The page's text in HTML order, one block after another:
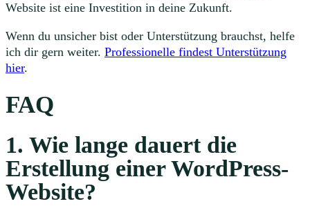
Website ist eine Investition in deine Zukunft.
Wenn du unsicher bist oder Unterstützung brauchst, helfe
ich dir gern weiter. Professionelle findest Unterstützung
hier.
FAQ
1. Wie lange dauert die
Erstellung einer WordPress-
Website?